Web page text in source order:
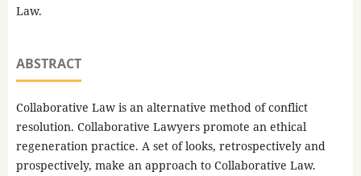
Law.
ABSTRACT
Collaborative Law is an alternative method of conflict
resolution. Collaborative Lawyers promote an ethical
regeneration practice. A set of looks, retrospectively and
prospectively, make an approach to Collaborative Law.